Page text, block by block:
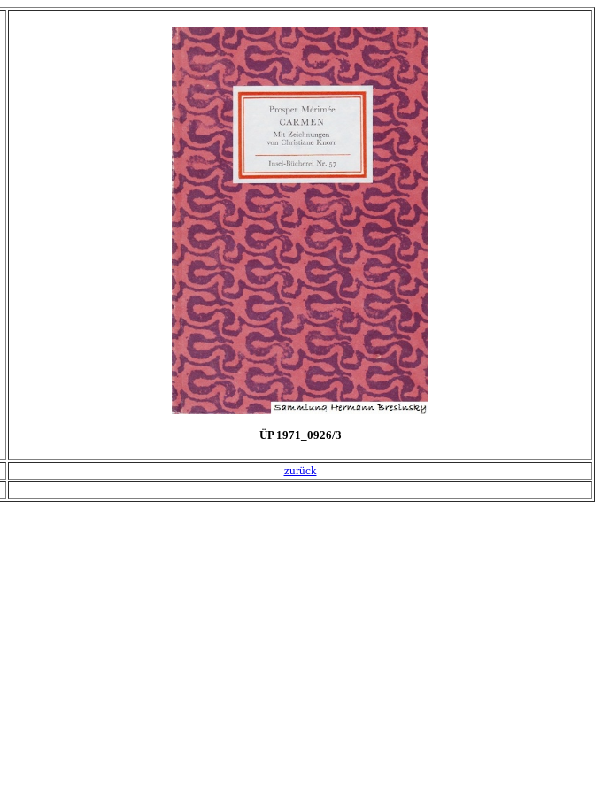
ÜP 1971_0926/3
zurück